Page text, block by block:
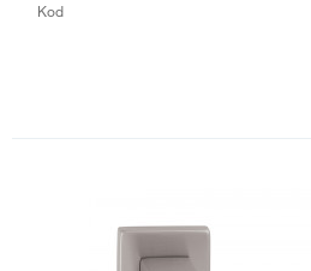
Kod